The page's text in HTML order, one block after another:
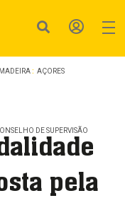
MADEIRA AÇORES
DE SUPERVISÃO
pela